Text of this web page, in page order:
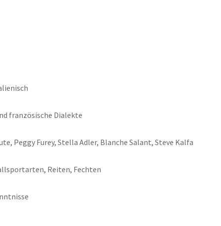
französische Dialekte
Peggy Furey, Stella Adler, Blanche Salant, Steve Kalfa
Reiten, Fechten